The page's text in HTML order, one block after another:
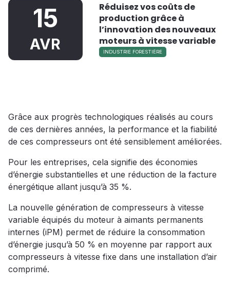
15
AVR
Réduisez vos coûts de
production grâce à
l’innovation des nouveaux
moteurs à vitesse variable
INDUSTRIE FORESTIÈRE
Grâce aux progrès technologiques réalisés au cours
de ces dernières années, la performance et la fiabilité
de ces compresseurs ont été sensiblement améliorées.
Pour les entreprises, cela signifie des économies
d’énergie substantielles et une réduction de la facture
énergétique allant jusqu’à 35 %.
La nouvelle génération de compresseurs à vitesse
variable équipés du moteur à aimants permanents
internes (iPM) permet de réduire la consommation
d’énergie jusqu’à 50 % en moyenne par rapport aux
compresseurs à vitesse fixe dans une installation d’air
comprimé.